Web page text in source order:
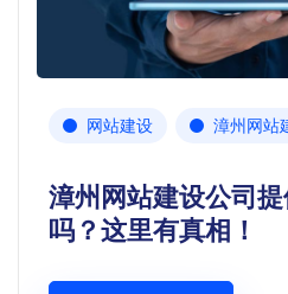
网站建设 漳州网站
漳州网站建设公司
吗？这里有真相！